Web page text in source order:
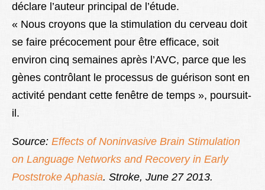
déclare l’auteur principal de l’étude.
« Nous croyons que la stimulation du cerveau doit
se faire précocement pour être efficace, soit
environ cinq semaines après l’AVC, parce que les
gènes contrôlant le processus de guérison sont en
activité pendant cette fenêtre de temps », poursuit-
il.
Source: Effects of Noninvasive Brain Stimulation
on Language Networks and Recovery in Early
Poststroke Aphasia. Stroke, June 27 2013.